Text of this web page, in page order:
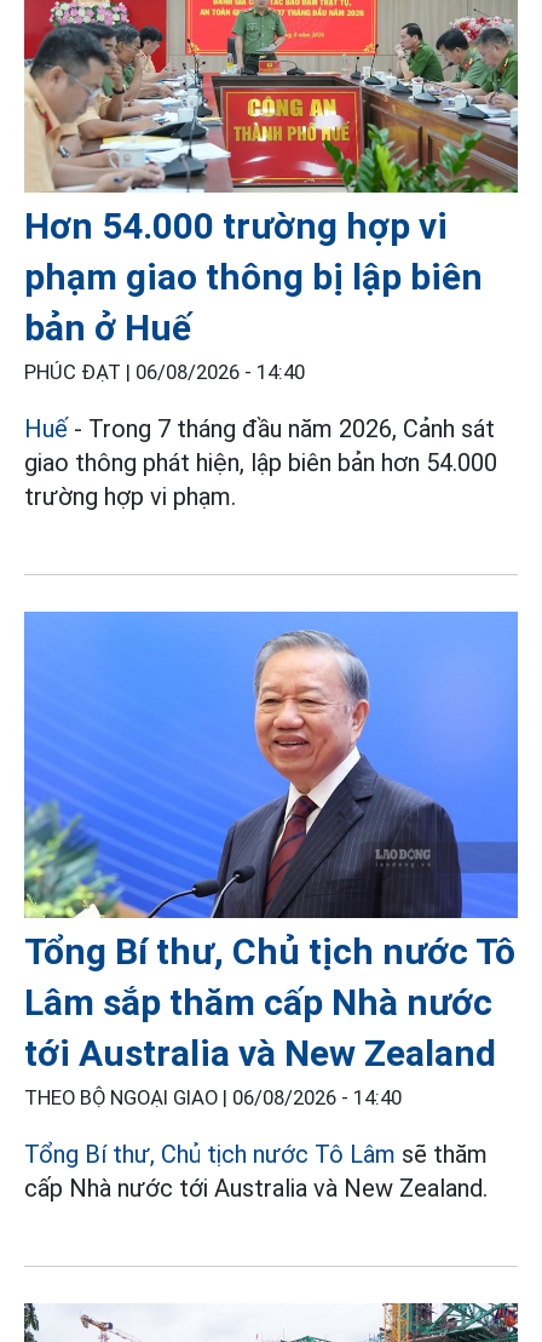
Hơn 54.000 trường hợp vi
phạm giao thông bị lập biên
bản ở Huế
PHÚC ĐẠT | 06/08/2026 - 14:40
Huế - Trong 7 tháng đầu năm 2026, Cảnh sát
giao thông phát hiện, lập biên bản hơn 54.000
trường hợp vi phạm.
Tổng Bí thư, Chủ tịch nước Tô
Lâm sắp thăm cấp Nhà nước
tới Australia và New Zealand
THEO BỘ NGOẠI GIAO | 06/08/2026 - 14:40
Tổng Bí thư, Chủ tịch nước Tô Lâm sẽ thăm
cấp Nhà nước tới Australia và New Zealand.